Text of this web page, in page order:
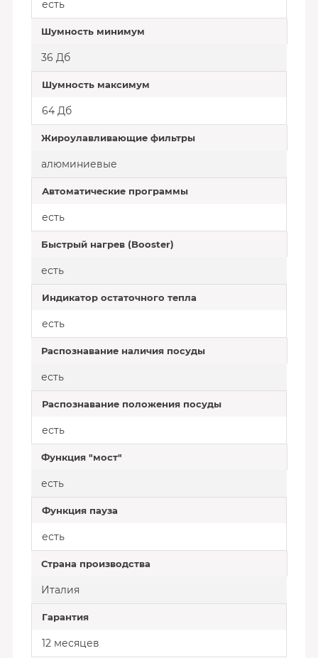
есть
Шумность минимум
36 Дб
Шумность максимум
64 Дб
Жироулавливающие фильтры
алюминиевые
Автоматические программы
есть
Быстрый нагрев (Booster)
есть
Индикатор остаточного тепла
есть
Распознавание наличия посуды
есть
Распознавание положения посуды
есть
Функция "мост"
есть
Функция пауза
есть
Страна производства
Италия
Гарантия
12 месяцев